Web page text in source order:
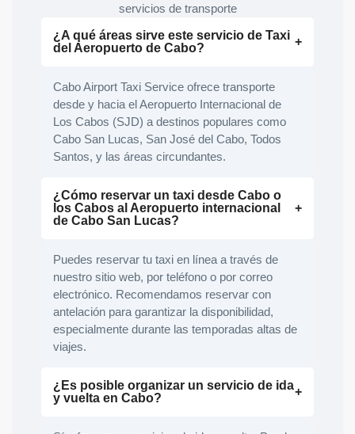
servicios de transporte
¿A qué áreas sirve este servicio de Taxi
del Aeropuerto de Cabo?
Cabo Airport Taxi Service ofrece transporte
desde y hacia el Aeropuerto Internacional de
Los Cabos (SJD) a destinos populares como
Cabo San Lucas, San José del Cabo, Todos
Santos, y las áreas circundantes.
¿Cómo reservar un taxi desde Cabo o
los Cabos al Aeropuerto internacional
de Cabo San Lucas?
Puedes reservar tu taxi en línea a través de
nuestro sitio web, por teléfono o por correo
electrónico. Recomendamos reservar con
antelación para garantizar la disponibilidad,
especialmente durante las temporadas altas de
viajes.
¿Es posible organizar un servicio de ida
y vuelta en Cabo?